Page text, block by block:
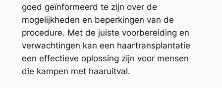
goed geïnformeerd te zijn over de
mogelijkheden en beperkingen van de
procedure. Met de juiste voorbereiding en
verwachtingen kan een haartransplantatie
een effectieve oplossing zijn voor mensen
die kampen met haaruitval.